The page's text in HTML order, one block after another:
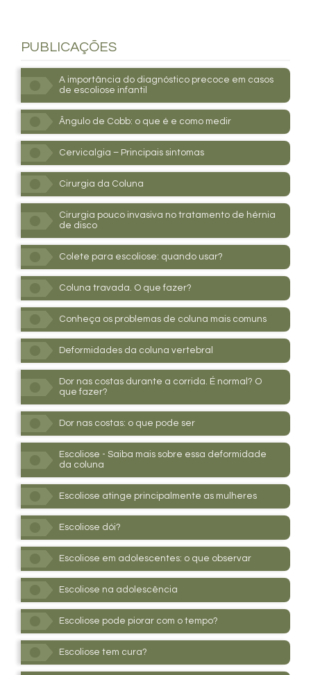
PUBLICAÇÕES
A importância do diagnóstico precoce em casos
de escoliose infantil
Ângulo de Cobb: o que é e como medir
Cervicalgia – Principais sintomas
Cirurgia da Coluna
Cirurgia pouco invasiva no tratamento de hérnia
de disco
Colete para escoliose: quando usar?
Coluna travada. O que fazer?
Conheça os problemas de coluna mais comuns
Deformidades da coluna vertebral
Dor nas costas durante a corrida. É normal? O
que fazer?
Dor nas costas: o que pode ser
Escoliose - Saiba mais sobre essa deformidade
da coluna
Escoliose atinge principalmente as mulheres
Escoliose dói?
Escoliose em adolescentes: o que observar
Escoliose na adolescência
Escoliose pode piorar com o tempo?
Escoliose tem cura?